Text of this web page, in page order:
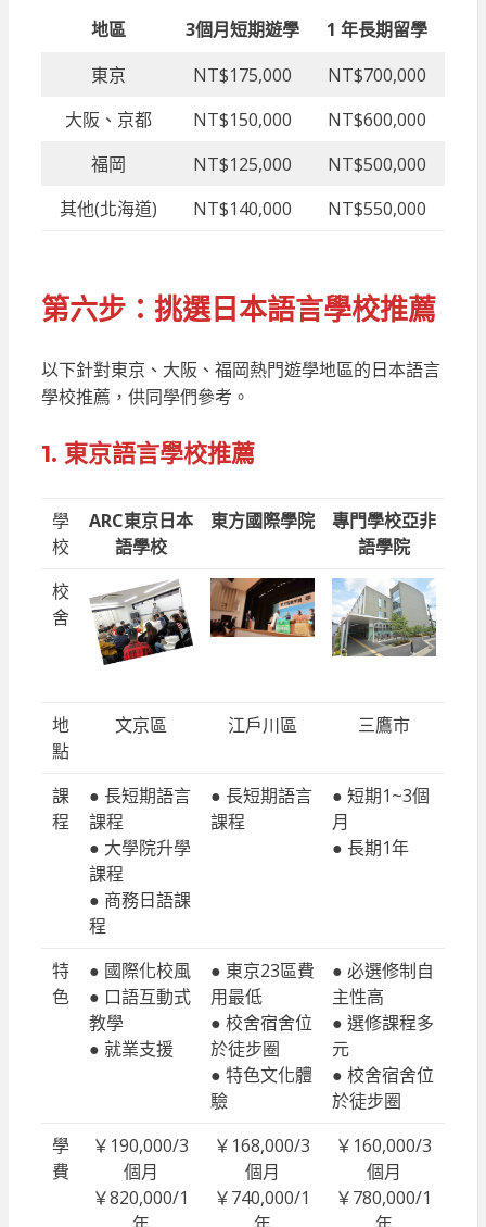
地區 3個月短期遊學
1 年長期留學
東京
NT$175,000
NT$700,000
大阪、京都
NT$150,000
NT$600,000
福岡
NT$125,000
NT$500,000
其他(北海道)
NT$140,000 NT$550,000
第六步：挑選日本語言學校推薦
以下針對東京、大阪、福岡熱門遊學地區的日本語言
學校推薦，供同學們參考。
1. 東京語言學校推薦
學
校
ARC東京日本
語學校
東方國際學院
專門學校亞非
語學院
校
舍
地
點
文京區 江戶川區 三鷹市
課
程
● 長短期語言
課程
● 大學院升學
課程
● 商務日語課
程
● 長短期語言
課程
● 短期1~3個
月
● 長期1年
特
色
● 國際化校風
● 口語互動式
教學
● 就業支援
● 東京23區費
用最低
● 校舍宿舍位
於徒步圈
● 特色文化體
驗
● 必選修制自
主性高
● 選修課程多
元
● 校舍宿舍位
於徒步圈
學
費
￥190,000/3
個月
￥820,000/1
￥168,000/3
個月
￥740,000/1
￥160,000/3
個月
￥780,000/1